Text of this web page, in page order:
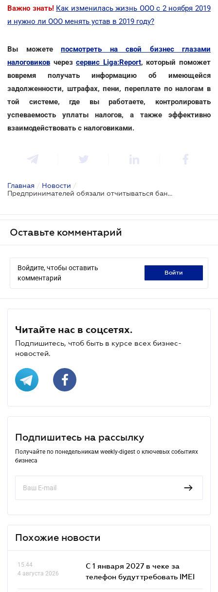
Важно знать! Как изменилась жизнь ООО с 2 ноября 2019
и нужно ли ООО менять устав в 2019 году?
Вы можете посмотреть на свой бизнес глазами
налоговиков черезсервис Liga:Report, который поможет
вовремя получать информацию об имеющейся
задолженности, штрафах, пени, переплате по налогам в
той системе, где вы работаете, контролировать
успеваемость уплаты налогов, а также эффективно
взаимодействовать с налоговиками.
Главная / Новости /
Предпринимателей обязали отчитываться банкам за наличные расчеты с физлицами
Оставьте комментарий
Войдите, чтобы оставить
комментарий
войти
Читайте нас в соцсетях.
Подпишитесь, чтоб быть в курсе всех бизнес-
новостей.
Подпишитесь на рассылку
Получайте по понедельникам weekly-digest о ключевых событиях
бизнеса
Похожие новости
15.44
4 августа 2026
С 1 января 2027 в чеке за
телефон будут требовать IMEI